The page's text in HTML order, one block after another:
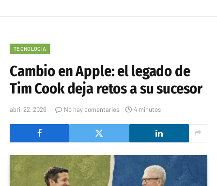
TECNOLOGÍA
Cambio en Apple: el legado de
Tim Cook deja retos a su sucesor
abril 22, 2026 No hay comentarios 4 minutos